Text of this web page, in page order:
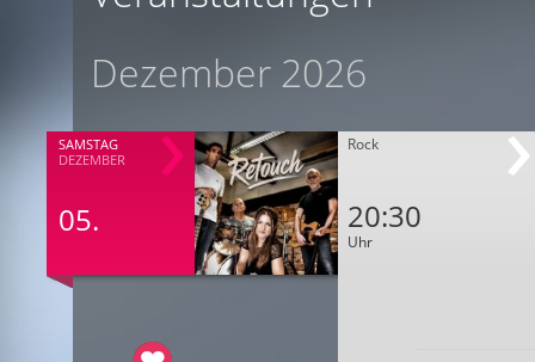
Dezember 2026
SAMSTAG
DEZEMBER
05.
Rock
20:30
Uhr